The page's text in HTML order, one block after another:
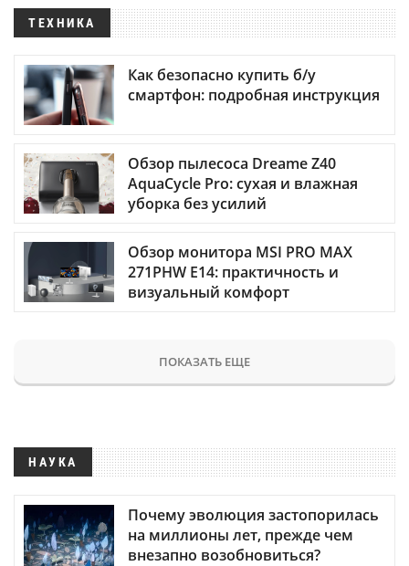
ТЕХНИКА
Как безопасно купить б/у
смартфон: подробная инструкция
Обзор пылесоса Dreame Z40
AquaCycle Pro: сухая и влажная
уборка без усилий
Обзор монитора MSI PRO MAX
271PHW E14: практичность и
визуальный комфорт
ПОКАЗАТЬ ЕЩЕ
НАУКА
Почему эволюция застопорилась
на миллионы лет, прежде чем
внезапно возобновиться?